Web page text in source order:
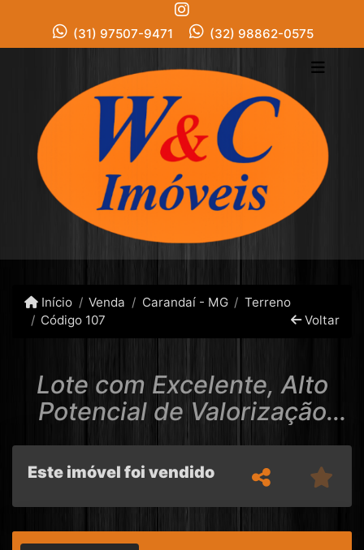
(31) 97507-9471 (32) 98862-0575
Início Venda Carandaí - MG
Terreno
Código 107
Voltar
Lote com Excelente, Alto
Potencial de Valorização
Próximo ao Centro!
Este imóvel foi vendido